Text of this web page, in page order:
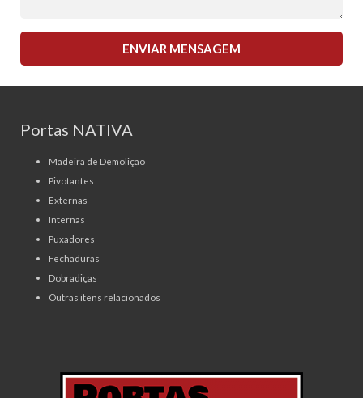
ENVIAR MENSAGEM
Portas NATIVA
Madeira de Demolição
Pivotantes
Externas
Internas
Puxadores
Fechaduras
Dobradiças
Outras itens relacionados